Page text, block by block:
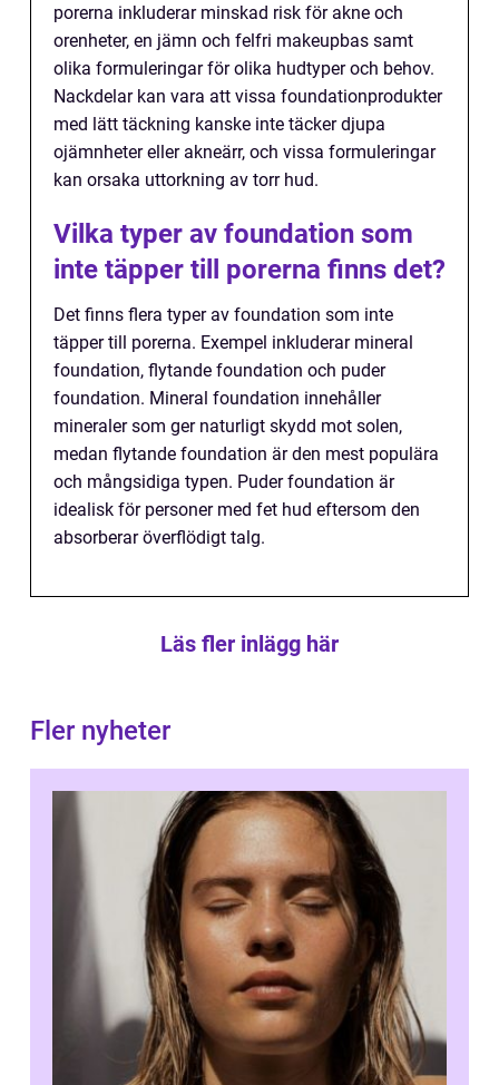
porerna inkluderar minskad risk för akne och
orenheter, en jämn och felfri makeupbas samt
olika formuleringar för olika hudtyper och behov.
Nackdelar kan vara att vissa foundationprodukter
med lätt täckning kanske inte täcker djupa
ojämnheter eller akneärr, och vissa formuleringar
kan orsaka uttorkning av torr hud.
Vilka typer av foundation som
inte täpper till porerna finns det?
Det finns flera typer av foundation som inte
täpper till porerna. Exempel inkluderar mineral
foundation, flytande foundation och puder
foundation. Mineral foundation innehåller
mineraler som ger naturligt skydd mot solen,
medan flytande foundation är den mest populära
och mångsidiga typen. Puder foundation är
idealisk för personer med fet hud eftersom den
absorberar överflödigt talg.
Läs fler inlägg här
Fler nyheter